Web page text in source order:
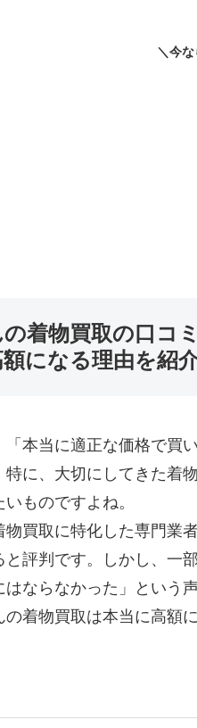
＼今
着物買取の口コ
額になる理由を紹
「本当に適正な価格で買
特に、大切にしてきた着
ものですよね。
物買取に特化した専門業
と評判です。しかし、一
ならなかった」という
の着物買取は本当に高額